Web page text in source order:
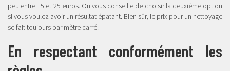
peu entre 15 et 25 euros. On vous conseille de choisir la deuxième option
si vous voulez avoir un résultat épatant. Bien sûr, le prix pour un nettoyage
se fait toujours par mètre carré.
En respectant conformément les